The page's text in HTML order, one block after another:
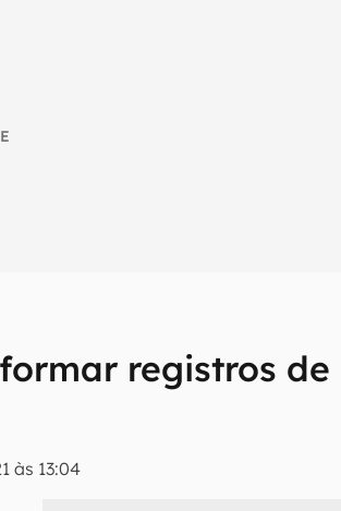
registros de
às 13:04
sobre tecnologia em primeira